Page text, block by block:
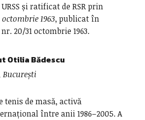
și ratificat de RSR prin
1963, publicat în
20/31 octombrie 1963.
Otilia Bădescu
București
tenis de masă, activă
între anii 1986–2005. A